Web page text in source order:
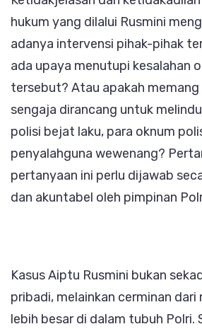
hukum yang dilalui Rusmini
adanya intervensi pihak-pihak
ada upaya menutupi kesalahan
tersebut? Atau apakah
sengaja dirancang untuk
polisi bejat laku, para oknum
penyalahguna wewenang?
pertanyaan ini perlu dijawab
dan akuntabel oleh pimpinan
Kasus Aiptu Rusmini bukan
pribadi, melainkan cerminan dari
lebih besar di dalam tubuh Polri.